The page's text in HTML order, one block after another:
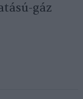
gáz